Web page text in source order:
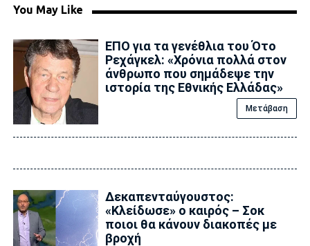
You May Like
ΕΠΟ για τα γενέθλια του Ότο
Ρεχάγκελ: «Χρόνια πολλά στον
άνθρωπο που σημάδεψε την
ιστορία της Εθνικής Ελλάδας»
Μετάβαση
Δεκαπενταύγουστος:
«Κλείδωσε» ο καιρός – Σoκ
ποιοι θα κάνουν διακοπές με
βροχή